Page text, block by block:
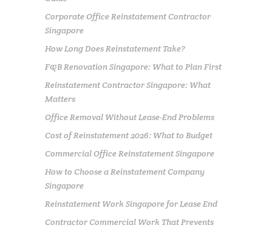
Corporate Office Reinstatement Contractor
Singapore
How Long Does Reinstatement Take?
F&B Renovation Singapore: What to Plan First
Reinstatement Contractor Singapore: What
Matters
Office Removal Without Lease-End Problems
Cost of Reinstatement 2026: What to Budget
Commercial Office Reinstatement Singapore
How to Choose a Reinstatement Company
Singapore
Reinstatement Work Singapore for Lease End
Contractor Commercial Work That Prevents